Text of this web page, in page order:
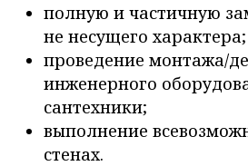
полную и частичную
не несущего характера;
проведение монтажа/
инженерного
сантехники;
выполнение
стенах.